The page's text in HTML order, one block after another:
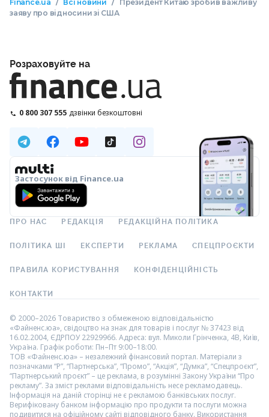
Finance.ua Всі новини
Президент Китаю зробив важливу
заяву про відносини зі США
Розраховуйте на
0 800 307 555 дзвінки безкоштовні
Застосунок від Finance.ua
ПРО НАС РЕДАКЦІЯ РЕДАКЦІЙНА ПОЛІТИКА
ПОЛІТИКА ШІ ЕКСПЕРТИ РЕКЛАМА СПЕЦПРОЄКТИ
ПРАВИЛА КОРИСТУВАННЯ КОНФІДЕНЦІЙНІСТЬ
КОНТАКТИ
© 2000–2026 Товариство з обмеженою відповідальністю
«Файненс.юа», свідоцтво на знак для товарів і послуг № 37423 від
16.02.2004, ЄДРПОУ 22929966. Адреса: вул. Миколи Грінченка, 4В, Київ,
Україна. Графік роботи: Пн–Пт 9:00–18:00.
ТОВ «Файненс.юа» – незалежний фінансовий портал. Матеріали з
позначками “Р”, “Партнерська”, “Промо”, “Акція”, “Думка”, “Спецпроєкт”,
“Партнерський проєкт” – це реклама, в розумінні Закону України “Про
рекламу”. За зміст реклами відповідальність несе рекламодавець.
Інформація на даній сторінці не є рекламою банківських послуг.
Верифіковану банком інформацію про продукти та послуги можна
подивитися на офіційному сайті відповідного банку. Використання